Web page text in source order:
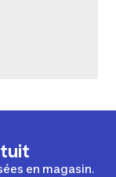
en magasin.